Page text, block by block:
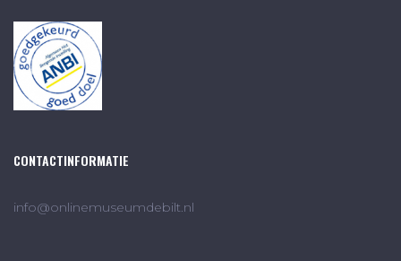
CONTACTINFORMATIE
info@onlinemuseumdebilt.nl